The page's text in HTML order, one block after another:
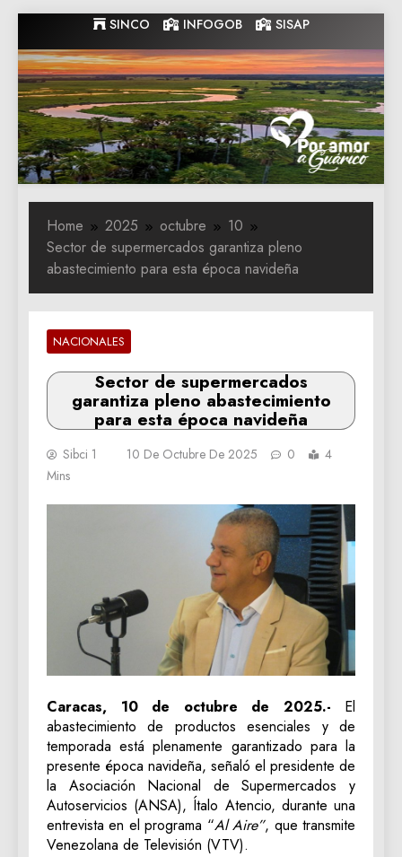
to
content
SINCO INFOGOB SISAP
Gobernacion
de Guarico
Gobernacion de Guarico
Home 2025 octubre
10
Sector de supermercados garantiza pleno
abastecimiento para esta época navideña
NACIONALES
Sector de supermercados
garantiza pleno abastecimiento
para esta época navideña
Sibci 1 10 De Octubre De 2025 0
4
Mins
Caracas, 10 de octubre de 2025.- El
abastecimiento de productos esenciales y de
temporada está plenamente garantizado para la
presente época navideña, señaló el presidente de
la Asociación Nacional de Supermercados y
Autoservicios (ANSA), Ítalo Atencio, durante una
entrevista en el programa “Al Aire”, que transmite
Venezolana de Televisión (VTV).